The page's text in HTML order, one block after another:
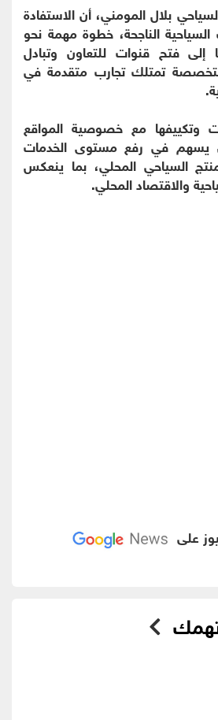
بلال المومني، أن الاستفادة
السياحية الناجحة، خطوة مهمة نحو
إلى فتح قنوات للتعاون وتبادل
تمتلك تجارب متقدمة في
وتكييفها مع خصوصية المواقع
يسهم في رفع مستوى الخدمات
السياحي المحلي، بما ينعكس
والاقتصاد المحلي.
على